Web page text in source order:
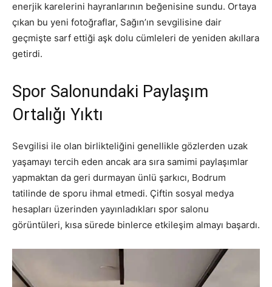
enerjik karelerini hayranlarının beğenisine sundu. Ortaya
çıkan bu yeni fotoğraflar, Sağın’ın sevgilisine dair
geçmişte sarf ettiği aşk dolu cümleleri de yeniden akıllara
getirdi.
Spor Salonundaki Paylaşım
Ortalığı Yıktı
Sevgilisi ile olan birlikteliğini genellikle gözlerden uzak
yaşamayı tercih eden ancak ara sıra samimi paylaşımlar
yapmaktan da geri durmayan ünlü şarkıcı, Bodrum
tatilinde de sporu ihmal etmedi. Çiftin sosyal medya
hesapları üzerinden yayınladıkları spor salonu
görüntüleri, kısa sürede binlerce etkileşim almayı başardı.